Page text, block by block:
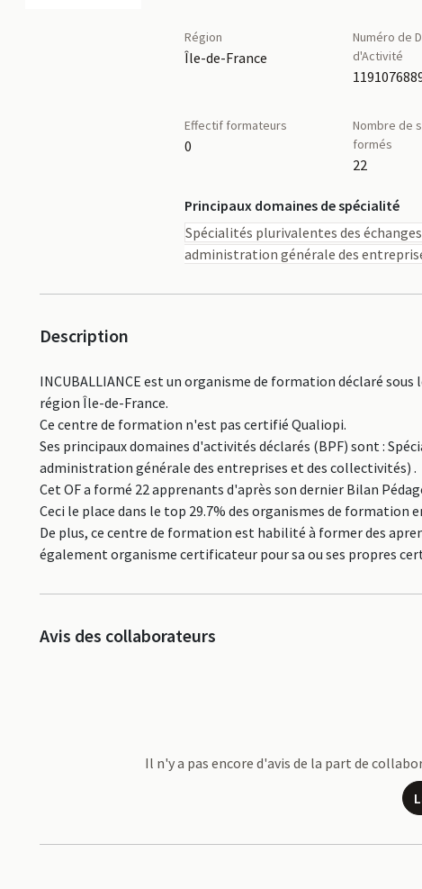
Région
Île-de-France
Numéro de
d'Activité
Effectif formateurs
0
Nombre de
formés
22
Principaux domaines de spécialité
Spécialités plurivalentes des
administration générale des
Description
INCUBALLIANCE est un organisme de formation déclaré
région Île-de-France.
Ce centre de formation n'est pas certifié Qualiopi.
Ses principaux domaines d'activités déclarés (BPF) sont :
administration générale des entreprises et des collectivités) .
Cet OF a formé 22 apprenants d'après son dernier Bilan
Ceci le place dans le top 29.7% des organismes de formation
De plus, ce centre de formation est habilité à former des
également organisme certificateur pour sa ou ses propres
Avis des collaborateurs
Il n'y a pas encore d'avis de la part de